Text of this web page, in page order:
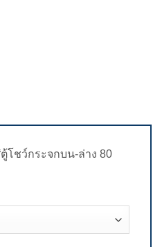
โชว์กระจกบน-ล่าง 80